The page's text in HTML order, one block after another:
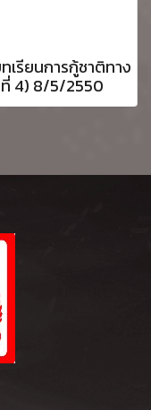
รียนการกู้ชาติทาง
4) 8/5/2550